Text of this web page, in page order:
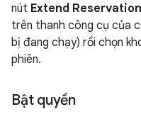
nút Extend Reservation
trên thanh công cụ của
bị đang chạy) rồi chọn
phiên.
Bật quyền